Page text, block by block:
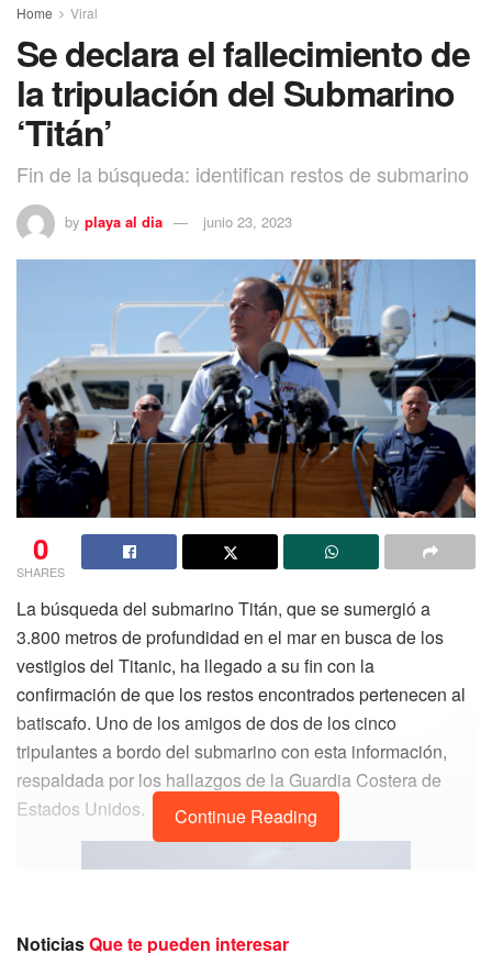
Home Viral
Se declara el fallecimiento de
la tripulación del Submarino
‘Titán’
Fin de la búsqueda: identifican restos de submarino
by playa al dia junio 23, 2023
0
SHARES
La búsqueda del submarino Titán, que se sumergió a
3.800 metros de profundidad en el mar en busca de los
vestigios del Titanic, ha llegado a su fin con la
confirmación de que los restos encontrados pertenecen al
batiscafo. Uno de los amigos de dos de los cinco
tripulantes a bordo del submarino con esta información,
respaldada por los hallazgos de la Guardia Costera de
Estados Unidos.
Continue Reading
NoticiasQue te pueden interesar